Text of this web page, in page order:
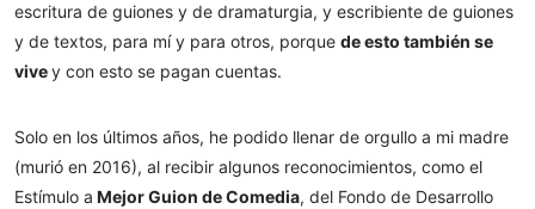
escritura de guiones y de dramaturgia, y escribiente de guiones
y de textos, para mí y para otros, porque de esto también se
vivey con esto se pagan cuentas.
Solo en los últimos años, he podido llenar de orgullo a mi madre
(murió en 2016), al recibir algunos reconocimientos, como el
Estímulo a Mejor Guion de Comedia, del Fondo de Desarrollo